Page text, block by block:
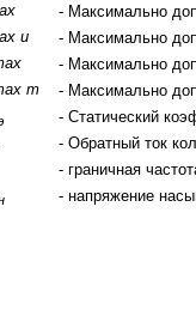
- Максимально
и
- Максимально
- Максимально
т
- Максимально
- Статический
- Обратный ток
- граничная
- напряжение